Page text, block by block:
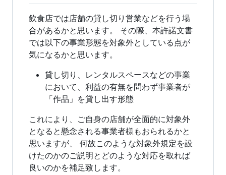
飲食店では店舗の貸し切り営業などを行う場
合があるかと思います。 その際、本許諾文書
では以下の事業形態を対象外としている点が
気になるかと思います。
貸し切り、レンタルスペースなどの事業
において、利益の有無を問わず事業者が
「作品」を貸し出す形態
これにより、ご自身の店舗が全面的に対象外
となると懸念される事業者様もおられるかと
思いますが、 何故このような対象外規定を設
けたのかのご説明とどのような対応を取れば
良いのかを補足致します。